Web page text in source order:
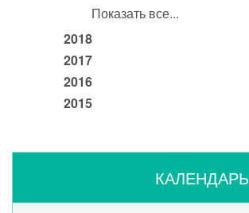
Показать все...
2018
2017
2016
2015
КАЛЕНДАРЬ